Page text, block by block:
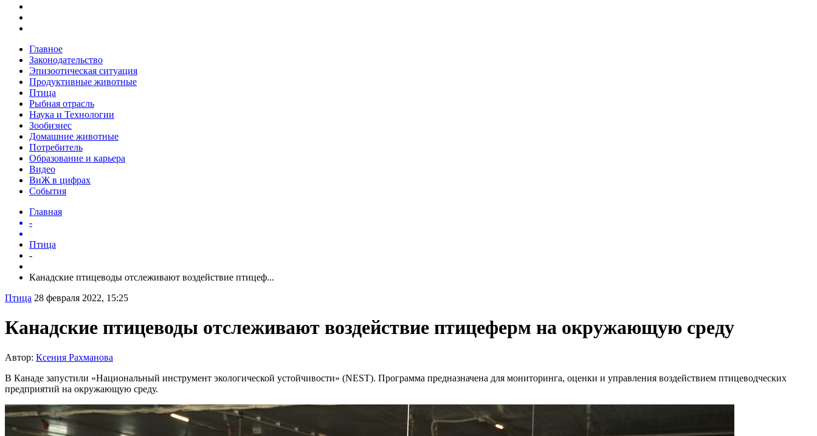
Главное
Законодательство
Эпизоотическая ситуация
Продуктивные животные
Птица
Рыбная отрасль
Наука и Технологии
Зообизнес
Домашние животные
Потребитель
Образование и карьера
Видео
ВиЖ в цифрах
События
Главная
-
Птица
-
Канадские птицеводы отслеживают воздействие птицеф...
Птица 28 февраля 2022, 15:25
Канадские птицеводы отслеживают воздействие птицеферм на окружающую среду
Автор: Ксения Рахманова
В Канаде запустили «Национальный инструмент экологической устойчивости» (NEST). Программа предназначена для мониторинга, оценки и управления воздействием птицеводческих
предприятий на окружающую среду.